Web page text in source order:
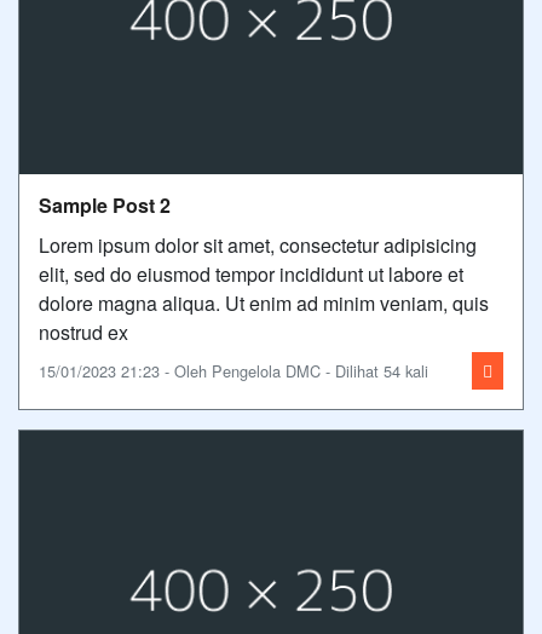
Sample Post 2
Lorem ipsum dolor sit amet, consectetur adipisicing
elit, sed do eiusmod tempor incididunt ut labore et
dolore magna aliqua. Ut enim ad minim veniam, quis
nostrud ex
15/01/2023 21:23 - Oleh Pengelola DMC - Dilihat 54 kali